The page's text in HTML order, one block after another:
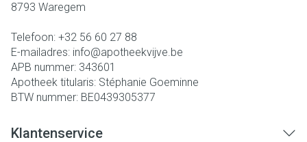
8793 Waregem
Telefoon: +32 56 60 27 88
E-mailadres: info@apotheekvijve.be
APB nummer: 343601
Apotheek titularis: Stéphanie Goeminne
BTW nummer: BE0439305377
Klantenservice